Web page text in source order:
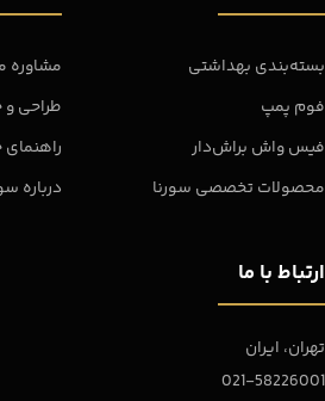
بسته‌بندی بهداشتی
فوم پمپ
فیس واش براش‌دار
محصولات تخصصی سورنا
طراحی و
راهنمای
درباره
ارتباط با ما
تهران، ایران
021-58226001